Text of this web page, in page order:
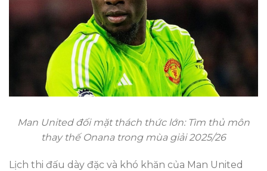
Man United đối mặt thách thức lớn: Tìm thủ môn
thay thế Onana trong mùa giải 2025/26
Lịch thi đấu dày đặc và khó khăn của Man United